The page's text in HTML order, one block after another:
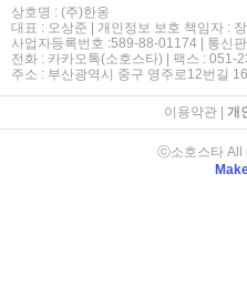
상호명 : (주)한옹
대표 : 오상준 | 개인정보 보호 책임자 :
사업자등록번호 :589-88-01174 | 통신
전화 : 카카오톡(소호스타) | 팩스 : 051-
주소 : 부산광역시 중구 영주로12번길 16
이용약관| 개
ⓒ소호스타 All